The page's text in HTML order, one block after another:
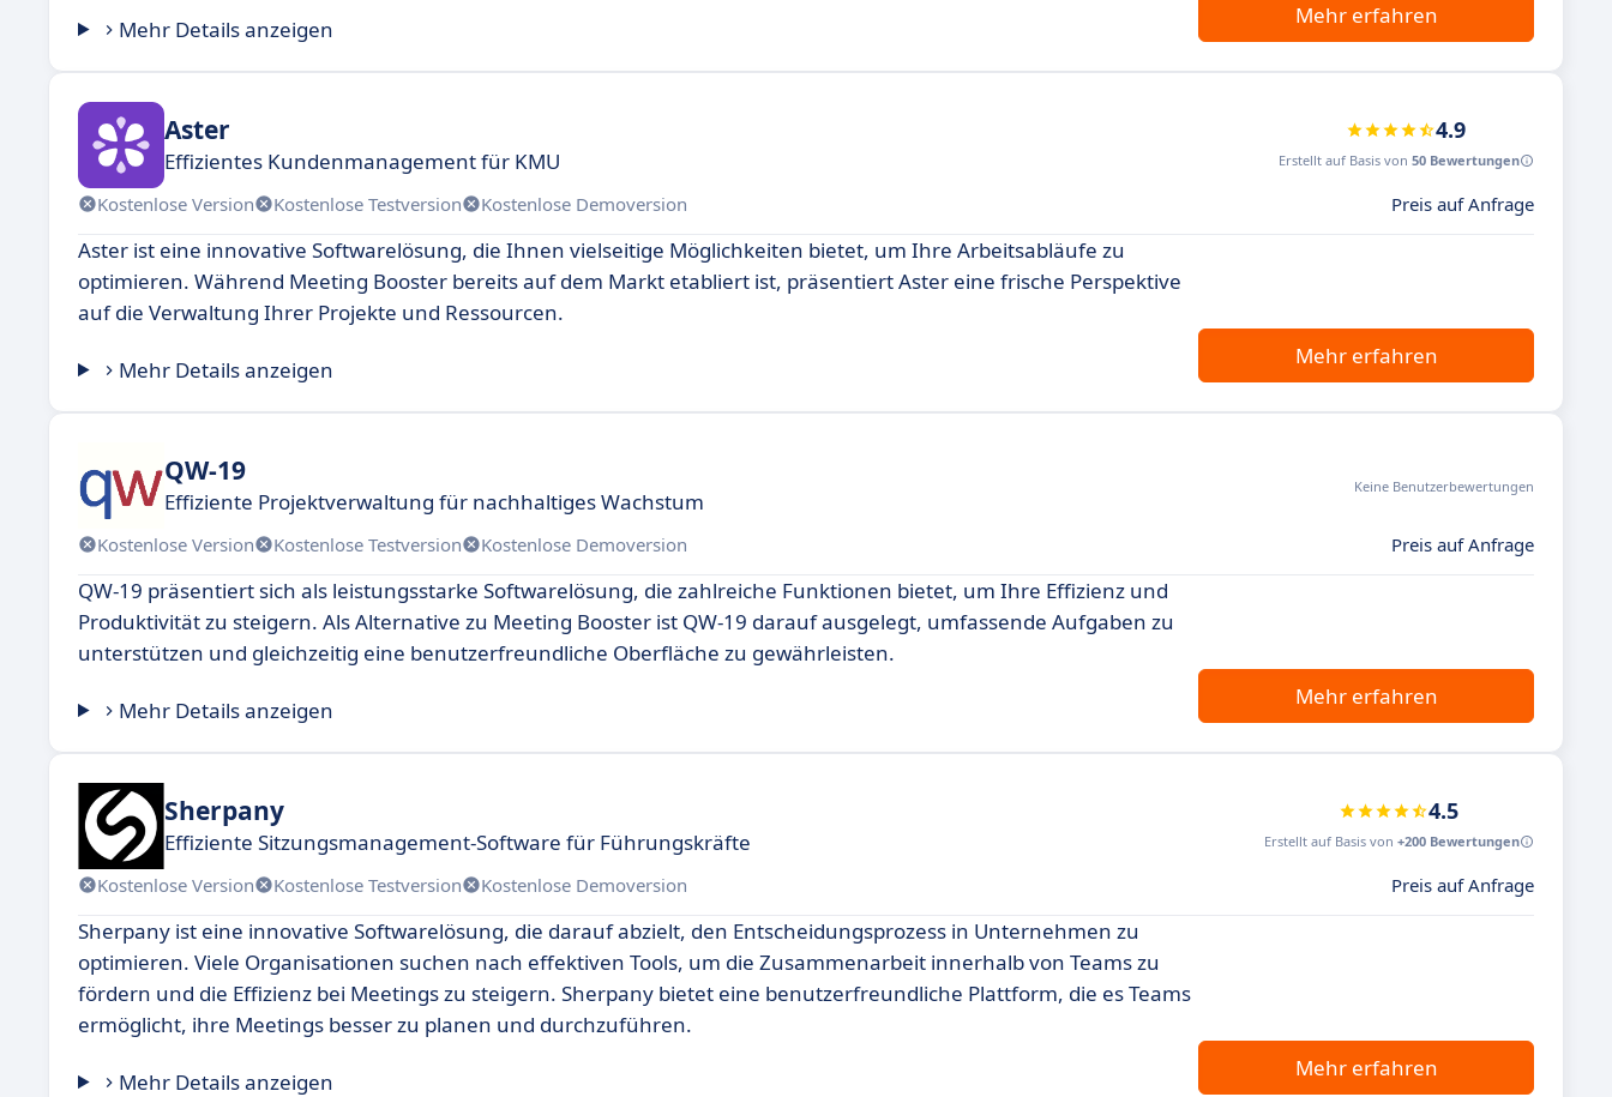
Mehr Details anzeigen
Mehr erfahren
Aster
Effizientes Kundenmanagement für KMU
4.9
Erstellt auf Basis von 50 Bewertungen
Kostenlose Version Kostenlose Testversion Kostenlose Demoversion Preis auf Anfrage
Aster ist eine innovative Softwarelösung, die Ihnen vielseitige Möglichkeiten bietet, um Ihre Arbeitsabläufe zu
optimieren. Während Meeting Booster bereits auf dem Markt etabliert ist, präsentiert Aster eine frische Perspektive
auf die Verwaltung Ihrer Projekte und Ressourcen.
Mehr Details anzeigen
Mehr erfahren
QW-19
Effiziente Projektverwaltung für nachhaltiges Wachstum
Keine Benutzerbewertungen
Kostenlose Version Kostenlose Testversion Kostenlose Demoversion Preis auf Anfrage
QW-19 präsentiert sich als leistungsstarke Softwarelösung, die zahlreiche Funktionen bietet, um Ihre Effizienz und
Produktivität zu steigern. Als Alternative zu Meeting Booster ist QW-19 darauf ausgelegt, umfassende Aufgaben zu
unterstützen und gleichzeitig eine benutzerfreundliche Oberfläche zu gewährleisten.
Mehr Details anzeigen
Mehr erfahren
Sherpany
Effiziente Sitzungsmanagement-Software für Führungskräfte
4.5
Erstellt auf Basis von +200 Bewertungen
Kostenlose Version Kostenlose Testversion Kostenlose Demoversion Preis auf Anfrage
Sherpany ist eine innovative Softwarelösung, die darauf abzielt, den Entscheidungsprozess in Unternehmen zu
optimieren. Viele Organisationen suchen nach effektiven Tools, um die Zusammenarbeit innerhalb von Teams zu
fördern und die Effizienz bei Meetings zu steigern. Sherpany bietet eine benutzerfreundliche Plattform, die es Teams
ermöglicht, ihre Meetings besser zu planen und durchzuführen.
Mehr Details anzeigen
Mehr erfahren